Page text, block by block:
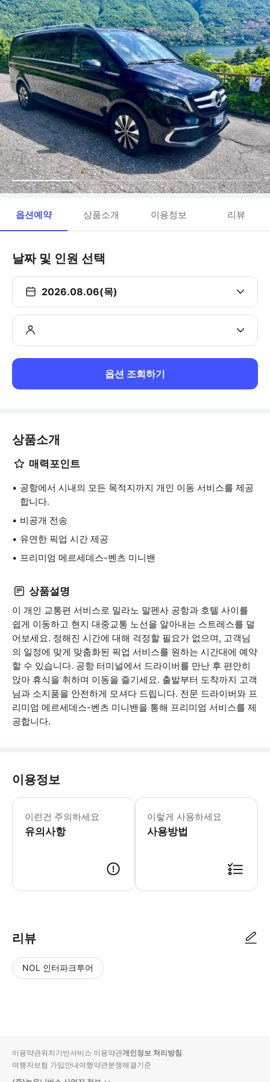
옵션예약 상품소개 이용정보 리뷰
날짜 및 인원 선택
2026.08.06(목)
옵션 조회하기
상품소개
매력포인트
공항에서 시내의 모든 목적지까지 개인 이동 서비스를 제공
합니다.
비공개 전송
유연한 픽업 시간 제공
프리미엄 메르세데스-벤츠 미니밴
상품설명
이 개인 교통편 서비스로 밀라노 말펜사 공항과 호텔 사이를
쉽게 이동하고 현지 대중교통 노선을 알아내는 스트레스를 덜
어보세요. 정해진 시간에 대해 걱정할 필요가 없으며, 고객님
의 일정에 맞게 맞춤화된 픽업 서비스를 원하는 시간대에 예약
할 수 있습니다. 공항 터미널에서 드라이버를 만난 후 편안히
앉아 휴식을 취하며 이동을 즐기세요. 출발부터 도착까지 고객
님과 소지품을 안전하게 모셔다 드립니다. 전문 드라이버와 프
리미엄 메르세데스-벤츠 미니밴을 통해 프리미엄 서비스를 제
공합니다.
이용정보
이런건 주의하세요
유의사항
* 소요시간 : 60분 (옵션에 따라 소요
이렇게 사용하세요
사용방법
리뷰
NOL 인터파크투어
입니
다.
순
상
이용약관위치기반서비스 이용약관개인정보 처리방침
여행자보험 가입안내여행약관분쟁해결기준